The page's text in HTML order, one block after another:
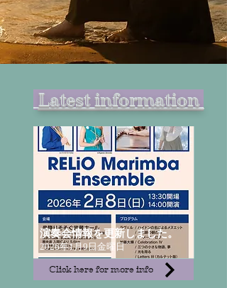
演奏会情報を更新しました。
2026年1月9日金曜日
Latest information
Click here for more info